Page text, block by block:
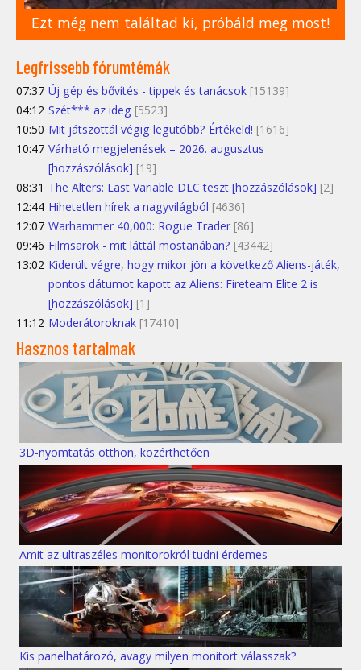
Ezt még nem találtad ki, próbáld meg most!
Legfrissebb fórumtémák
07:37 Új gép és bővítés - tippek és tanácsok [15139]
04:12 Szét*** az ideg [5523]
10:50 Mit játszottál végig legutóbb? Értékeld! [1616]
10:47 Várható megjelenések – 2026. augusztus
[hozzászólások] [19]
08:31 The Alters: Last Variable DLC teszt [hozzászólások] [2]
12:44 Hihetetlen hírek a nagyvilágból [4636]
12:07 Warhammer 40,000: Rogue Trader [86]
09:46 Filmsarok - mit láttál mostanában? [43442]
13:02 Kiderült végre, hogy mikor jön a következő Aliens-játék,
pontos dátumot kapott az Aliens: Fireteam Elite 2 is
[hozzászólások] [1]
11:12 Moderátoroknak [17410]
Hasznos tartalmak
3D-nyomtatás otthon, közérthetően
Amit az ultraszéles monitorokról tudni érdemes
Kis panelhatározó, avagy milyen monitort válasszak?